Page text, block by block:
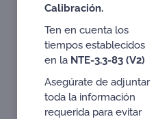
Calibración.
Ten en cuenta los
tiempos establecidos
en la NTE-3.3-83 (V2)
Asegúrate de adjuntar
toda la información
requerida para evitar